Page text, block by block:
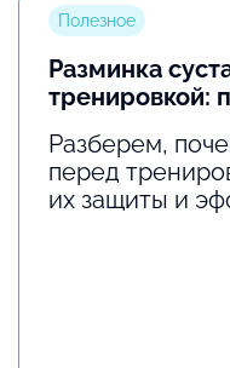
Полезное
Разминка
тренировкой:
Разберем,
перед
их защиты и